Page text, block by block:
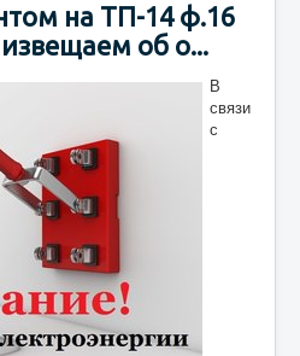
на ТП-14 ф.16
об о...
В
связи
с